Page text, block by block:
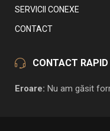
SERVICII CONEXE
CONTACT
CONTACT RAPID
Eroare: Nu am găsit